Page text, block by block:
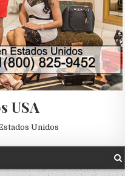
USA
Unidos